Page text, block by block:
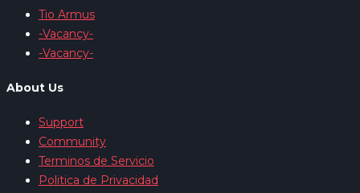
Tio Armus
-Vacancy-
-Vacancy-
About Us
Support
Community
Terminos de Servicio
Politica de Privacidad